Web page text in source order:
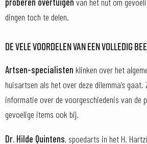
dingen toch te delen.
DE VELE VOORDELEN VAN EEN VOLLEDIG
Artsen-specialisten klinken over het
huisartsen als het over deze dilemma’s
informatie over de voorgeschiedenis van de
gevoelige items ook bij.
Dr. Hilde Quintens, spoedarts in het H.